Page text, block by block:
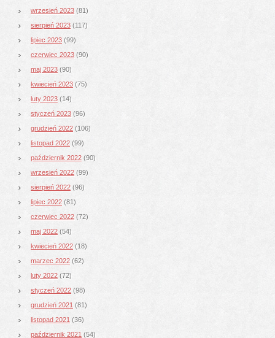
wrzesień 2023 (81)
sierpień 2023 (117)
lipiec 2023 (99)
czerwiec 2023 (90)
maj 2023 (90)
kwiecień 2023 (75)
luty 2023 (14)
styczeń 2023 (96)
grudzień 2022 (106)
listopad 2022 (99)
październik 2022 (90)
wrzesień 2022 (99)
sierpień 2022 (96)
lipiec 2022 (81)
czerwiec 2022 (72)
maj 2022 (54)
kwiecień 2022 (18)
marzec 2022 (62)
luty 2022 (72)
styczeń 2022 (98)
grudzień 2021 (81)
listopad 2021 (36)
październik 2021 (54)